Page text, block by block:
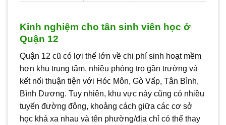
Kinh nghiệm cho tân sinh viên học ở
Quận 12
Quận 12 cũ có lợi thế lớn về chi phí sinh hoạt mềm
hơn khu trung tâm, nhiều phòng trọ gần trường và
kết nối thuận tiện với Hóc Môn, Gò Vấp, Tân Bình,
Bình Dương. Tuy nhiên, khu vực này cũng có nhiều
tuyến đường đông, khoảng cách giữa các cơ sở
học khá xa nhau và tên phường/địa chỉ có thể thay